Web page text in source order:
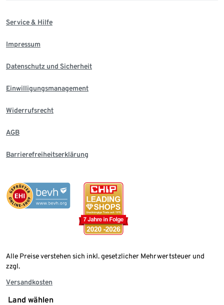
Service & Hilfe
Impressum
Datenschutz und Sicherheit
Einwilligungsmanagement
Widerrufsrecht
AGB
Barrierefreiheitserklärung
Alle Preise verstehen sich inkl. gesetzlicher Mehrwertsteuer und
zzgl.
Versandkosten
Land wählen